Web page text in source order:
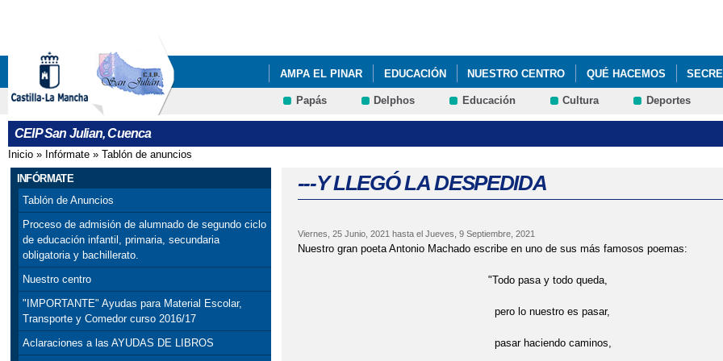
AMPA EL PINAR EDUCACIÓN NUESTRO CENTRO QUÉ HACEMOS
ACTIVIDAD FÍSICA CONTRA EL VIRUS ADMISIÓN DE ALUMNADO Y CALENDARIO
---Y LLEGÓ LA DESPEDIDA AMPA ELPINAR
Papás Delphos Educación Cultura Deportes
CEIP San Julian, Cuenca
Se encuentra usted aquí
Inicio » Infórmate » Tablón de anuncios
INFÓRMATE
Tablón de Anuncios
Proceso de admisión de alumnado de segundo ciclo
de educación infantil, primaria, secundaria
obligatoria y bachillerato.
Nuestro centro
"IMPORTANTE" Ayudas para Material Escolar,
Transporte y Comedor curso 2016/17
Aclaraciones a las AYUDAS DE LIBROS
---Y LLEGÓ LA DESPEDIDA
Viernes, 25 Junio, 2021 hasta el Jueves, 9 Septiembre, 2021
Nuestro gran poeta Antonio Machado escribe en uno de sus más famosos poemas:
"Todo pasa y todo queda,
pero lo nuestro es pasar,
pasar haciendo caminos,